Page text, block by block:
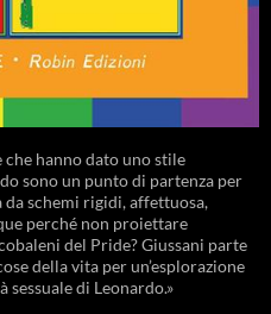
che hanno dato uno stile
sono un punto di partenza per
schemi rigidi, affettuosa,
perché non proiettare
del Pride? Giussani parte
della vita per un’esplorazione
di Leonardo.»